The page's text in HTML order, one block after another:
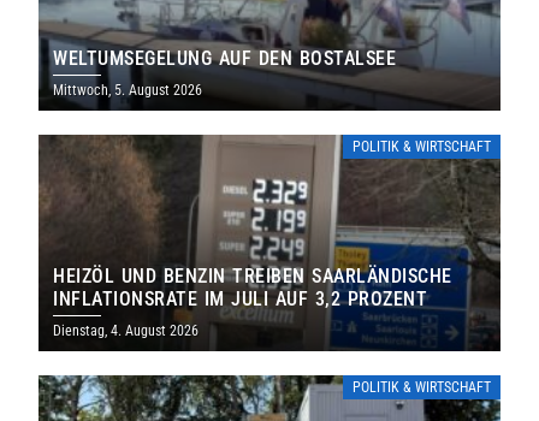
WELTUMSEGELUNG AUF DEN BOSTALSEE
Mittwoch, 5. August 2026
POLITIK & WIRTSCHAFT
HEIZÖL UND BENZIN TREIBEN SAARLÄNDISCHE
INFLATIONSRATE IM JULI AUF 3,2 PROZENT
Dienstag, 4. August 2026
POLITIK & WIRTSCHAFT